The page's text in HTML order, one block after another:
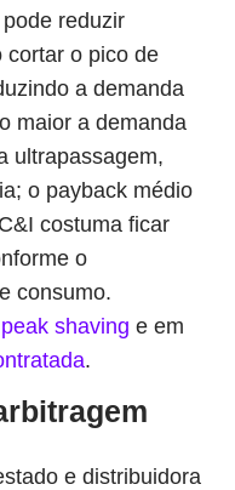
reduzir
cortar o pico de
a demanda
maior a demanda
ultrapassagem,
o payback médio
costuma ficar
o
consumo.
shaving e em
.
e distribuidora